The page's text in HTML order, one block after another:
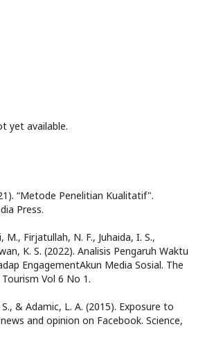
yet available.
“Metode Penelitian Kualitatif".
Press.
Firjatullah, N. F., Juhaida, I. S.,
K. S. (2022). Analisis Pengaruh Waktu
EngagementAkun Media Sosial. The
Vol 6 No 1.
& Adamic, L. A. (2015). Exposure to
and opinion on Facebook. Science,